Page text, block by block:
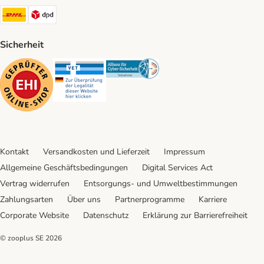
DHL Shipping Method
Sicherheit
Security Security Security
Kontakt Versandkosten und Lieferzeit
Impressum
Allgemeine Geschäftsbedingungen
Digital Services Act
Vertrag widerrufen
Entsorgungs- und Umweltbestimmungen
Zahlungsarten
Über uns Partnerprogramme
Karriere
Corporate Website
Datenschutz Erklärung zur Barrierefreiheit
© zooplus SE 2026